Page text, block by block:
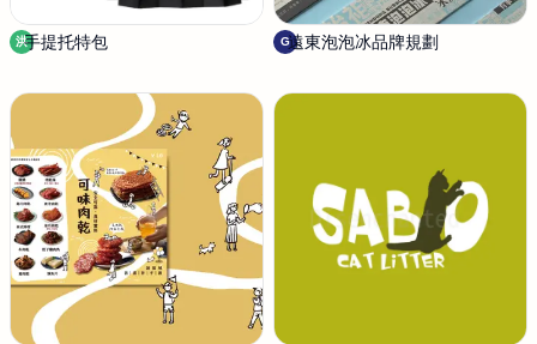
洪 洪
仁
手提托特包 G G
n
遠東泡泡冰品牌規劃